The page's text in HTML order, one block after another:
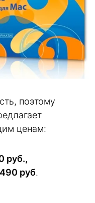
поэтому
ценам:
руб.,
руб.